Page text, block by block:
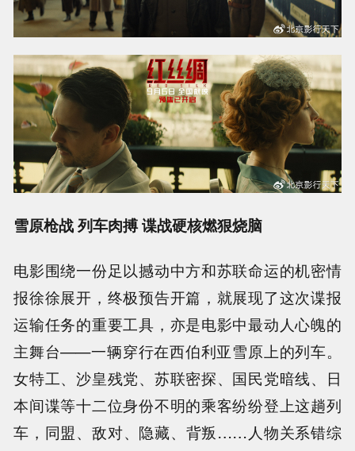
雪原枪战 列车肉搏 谍战硬核燃狠烧脑
电影围绕一份足以撼动中方和苏联命运的机密情
报徐徐展开，终极预告开篇，就展现了这次谍报
运输任务的重要工具，亦是电影中最动人心魄的
主舞台——一辆穿行在西伯利亚雪原上的列车。
女特工、沙皇残党、苏联密探、国民党暗线、日
本间谍等十二位身份不明的乘客纷纷登上这趟列
车，同盟、敌对、隐藏、背叛……人物关系错综